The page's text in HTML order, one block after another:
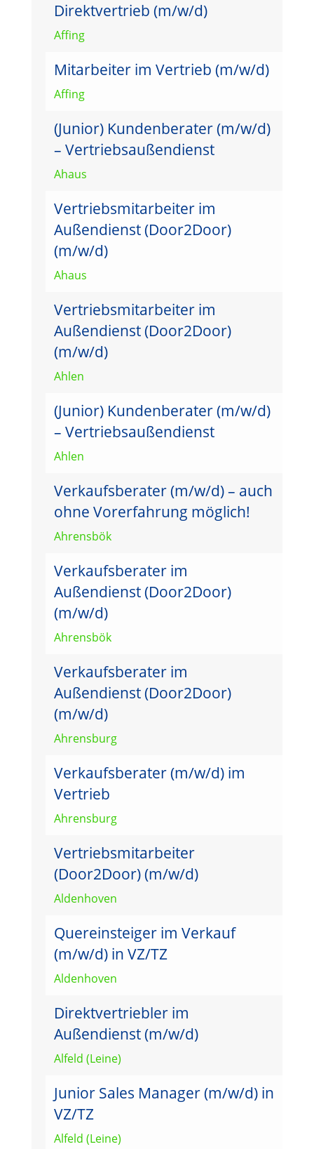
Direktvertrieb (m/w/d)
Affing
Mitarbeiter im Vertrieb (m/w/d)
Affing
(Junior) Kundenberater (m/w/d)
– Vertriebsaußendienst
Ahaus
Vertriebsmitarbeiter im
Außendienst (Door2Door)
(m/w/d)
Ahaus
Vertriebsmitarbeiter im
Außendienst (Door2Door)
(m/w/d)
Ahlen
(Junior) Kundenberater (m/w/d)
– Vertriebsaußendienst
Ahlen
Verkaufsberater (m/w/d) – auch
ohne Vorerfahrung möglich!
Ahrensbök
Verkaufsberater im
Außendienst (Door2Door)
(m/w/d)
Ahrensbök
Verkaufsberater im
Außendienst (Door2Door)
(m/w/d)
Ahrensburg
Verkaufsberater (m/w/d) im
Vertrieb
Ahrensburg
Vertriebsmitarbeiter
(Door2Door) (m/w/d)
Aldenhoven
Quereinsteiger im Verkauf
(m/w/d) in VZ/TZ
Aldenhoven
Direktvertriebler im
Außendienst (m/w/d)
Alfeld (Leine)
Junior Sales Manager (m/w/d) in
VZ/TZ
Alfeld (Leine)